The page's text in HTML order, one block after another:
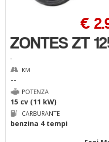
ZONTES ZT
.
€
KM
--
POTENZA
15 cv (11 kW)
CARBURANTE
benzina 4 tempi